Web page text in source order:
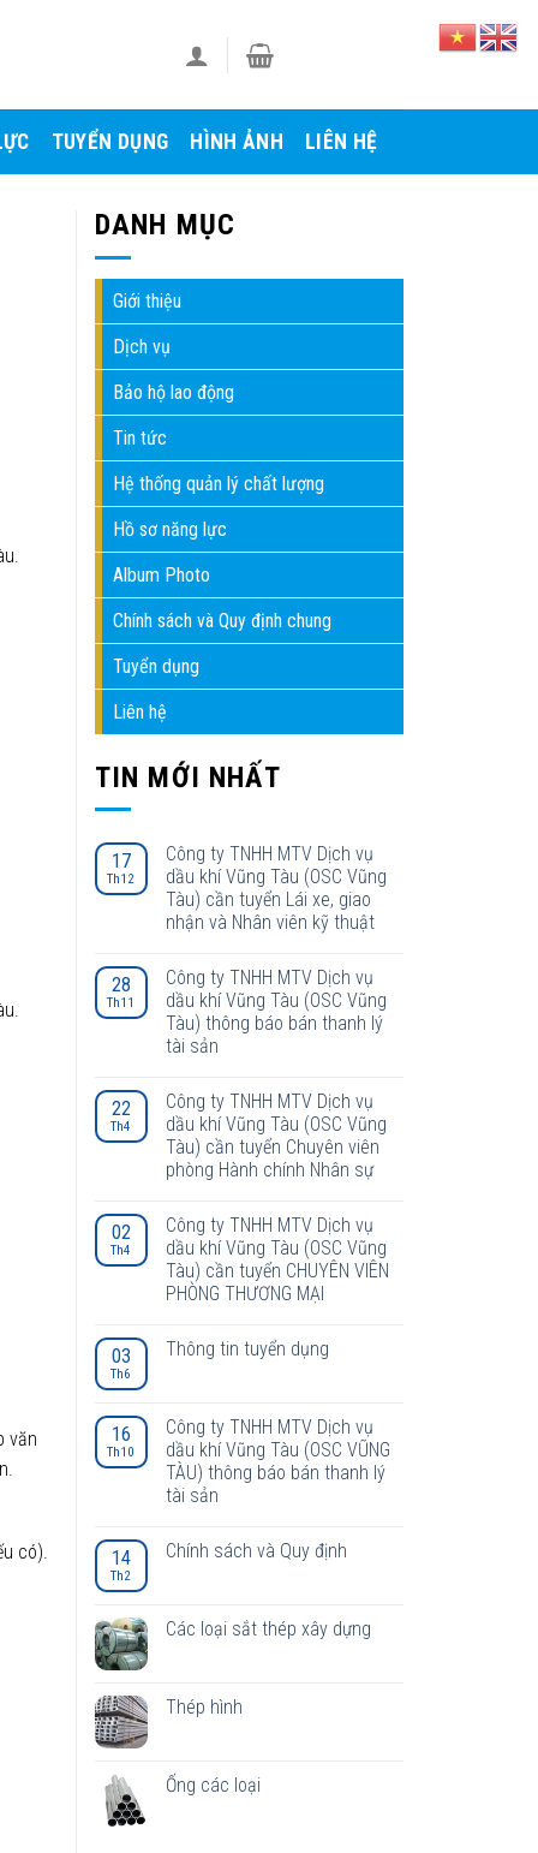
TUYỂN DỤNG HÌNH ẢNH LIÊN HỆ
văn
có).
DANH MỤC
Giới thiệu
Dịch vụ
Bảo hộ lao động
Tin tức
Hệ thống quản lý chất lượng
Hồ sơ năng lực
Album Photo
Chính sách và Quy định chung
Tuyển dụng
Liên hệ
TIN MỚI NHẤT
17
Th12
Công ty TNHH MTV Dịch vụ
dầu khí Vũng Tàu (OSC Vũng
Tàu) cần tuyển Lái xe, giao
nhận và Nhân viên kỹ thuật
28
Th11
Công ty TNHH MTV Dịch vụ
dầu khí Vũng Tàu (OSC Vũng
Tàu) thông báo bán thanh lý
tài sản
22
Th4
Công ty TNHH MTV Dịch vụ
dầu khí Vũng Tàu (OSC Vũng
Tàu) cần tuyển Chuyên viên
phòng Hành chính Nhân sự
02
Th4
Công ty TNHH MTV Dịch vụ
dầu khí Vũng Tàu (OSC Vũng
Tàu) cần tuyển CHUYÊN VIÊN
PHÒNG THƯƠNG MẠI
03
Th6
Thông tin tuyển dụng
16
Th10
Công ty TNHH MTV Dịch vụ
dầu khí Vũng Tàu (OSC VŨNG
TÀU) thông báo bán thanh lý
tài sản
14
Th2
Chính sách và Quy định
Các loại sắt thép xây dựng
Thép hình
Ống các loại